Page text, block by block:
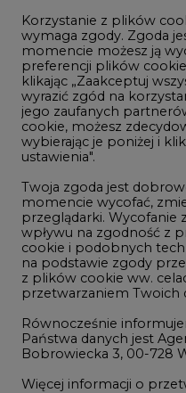
Innowacje i AI
Telekomunikacja i IT
Handel emisjami CO2
Wodór
Górnictwo
Atom
Fotowoltaika
Offshore wind
Zielone samorządy
Zielona gospodarka
Korzystanie z plików
wymaga zgody. Zgoda
momencie możesz ją
preferencji plików
klikając „Zaakceptuj
wyrazić zgód na
jego zaufanych
cookie, możesz
wybierając je poniżej i
ustawienia".
Twoja zgoda jest
momencie wycofać,
przeglądarki. Wycofanie
wpływu na zgodność z
cookie i podobnych
na podstawie zgody
z plików cookie ww.
przetwarzaniem Twoich
Równocześnie
Państwa danych jest
Bobrowiecka 3, 00-728
Więcej informacji o